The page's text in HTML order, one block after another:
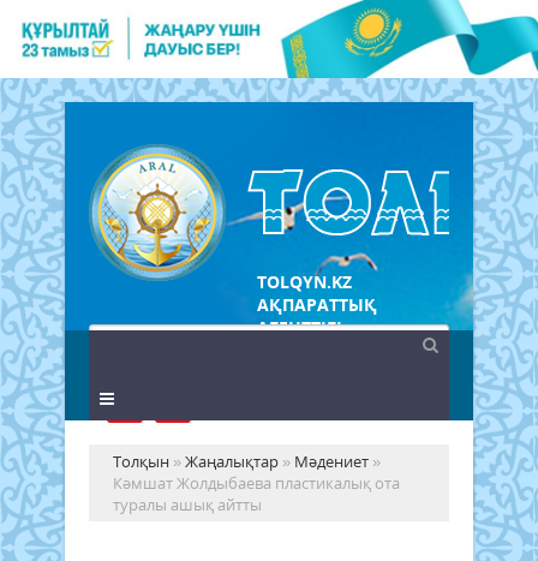
TOLQYN.KZ
АҚПАРАТТЫҚ
АГЕНТТІГІ
Толқын »Жаңалықтар » Мәдениет »
Кәмшат Жолдыбаева пластикалық ота
туралы ашық айтты